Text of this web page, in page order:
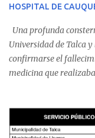
HOSPITAL DE
Una profunda
Universidad de Talca
confirmarse el
medicina que
malestares físicos.
equipo médico